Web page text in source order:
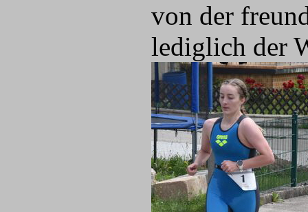
von der
lediglich der